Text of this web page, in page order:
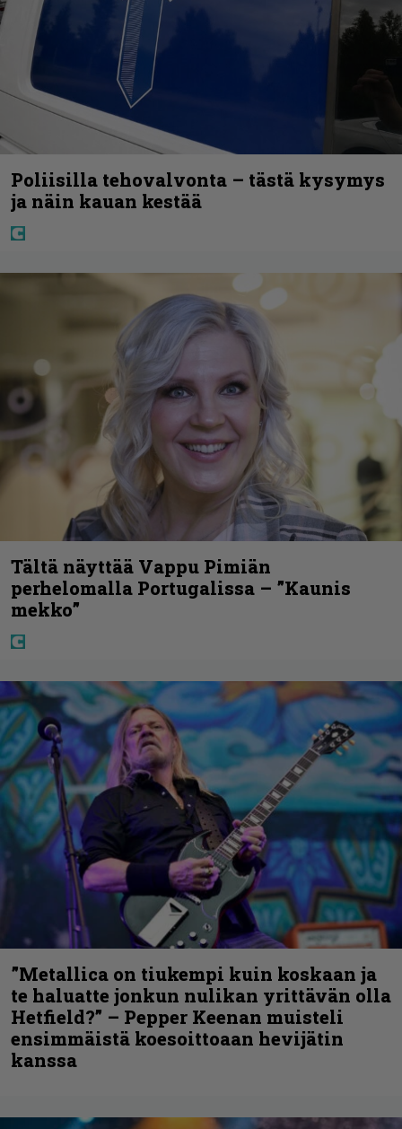
Poliisilla tehovalvonta – tästä kysymys
ja näin kauan kestää
Tältä näyttää Vappu Pimiän
perhelomalla Portugalissa – ”Kaunis
mekko”
”Metallica on tiukempi kuin koskaan ja
te haluatte jonkun nulikan yrittävän olla
Hetfield?” – Pepper Keenan muisteli
ensimmäistä koesoittoaan hevijätin
kanssa